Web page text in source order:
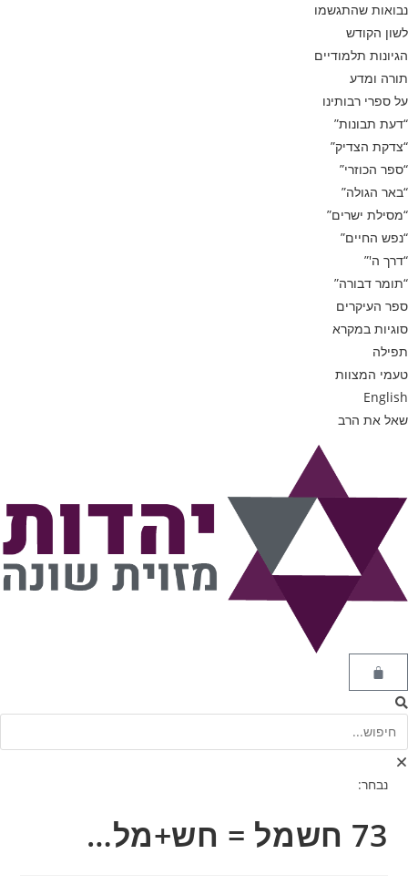
נבואות שהתגשמו
לשון הקודש
הגיונות תלמודיים
תורה ומדע
על ספרי רבותינו
“דעת תבונות”
“צדקת הצדיק”
“ספר הכוזרי”
“באר הגולה”
“מסילת ישרים”
“נפש החיים”
“דרך ה'”
“תומר דבורה”
ספר העיקרים
סוגיות במקרא
תפילה
טעמי המצוות
English
שאל את הרב
נבחר:
73 חשמל = חש+מל…